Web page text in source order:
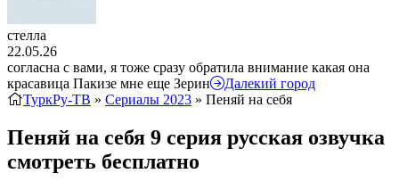
стелла
22.05.26
согласна с вами, я тоже сразу обратила внимание какая она
красавица Пакизе мне еще Зерин
Далекий город
ТуркРу-ТВ » Сериалы 2023 » Пеняй на себя
Пеняй на себя 9 серия русская озвучка
смотреть бесплатно